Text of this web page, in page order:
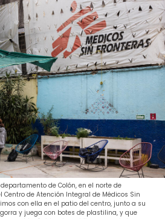
de Colón, en el norte de
Centro de Atención Integral de Médicos Sin
con ella en el patio del centro, junto a su
y juega con botes de plastilina, y que